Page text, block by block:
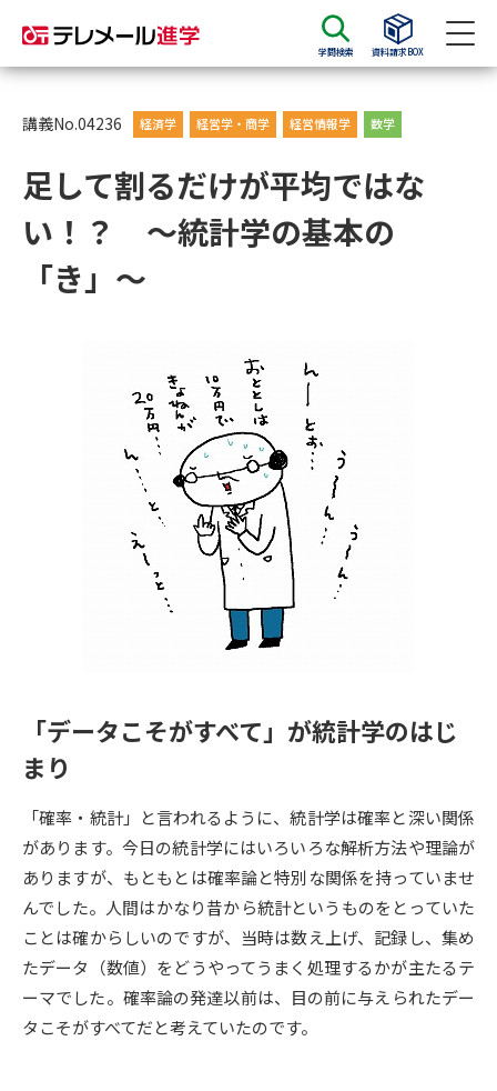
学問検索 資料請求BOX
資料請求 資料検索
大学・短大の資料種類から請求
大学パンフ
大学・短大以外の資料から請求
大学院の資料請求
留学・進学関連、塾・予備校
大学入学共通テスト「受験案
内」の請求
大学入学共通テスト「受験上の
高等学校卒業程度認定試験
高等学校（情報）教員資格認定
試験
大学研究 大学検索
大学で学べる内容や特徴を調べる
新増設大学・学部・学科特集
国際・グローバルに強い大学特
集
データサイエンス特集 奨学金・特待生制度特集
講義No.04236 経済学 経営学・商学 経営情報学 数学
足して割るだけが平均ではな
い！？ ～統計学の基本の
「き」～
「データこそがすべて」が統計学のはじ
まり
「確率・統計」と言われるように、統計学は確率と深い関係
があります。今日の統計学にはいろいろな解析方法や理論が
ありますが、もともとは確率論と特別な関係を持っていませ
んでした。人間はかなり昔から統計というものをとっていた
ことは確からしいのですが、当時は数え上げ、記録し、集め
たデータ（数値）をどうやってうまく処理するかが主たるテ
ーマでした。確率論の発達以前は、目の前に与えられたデー
タこそがすべてだと考えていたのです。